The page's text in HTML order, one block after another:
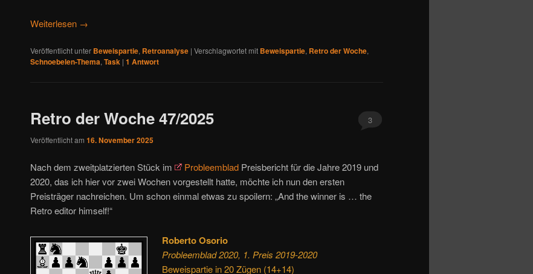
Weiterlesen →
Veröffentlicht unter Beweispartie, Retroanalyse | Verschlagwortet mit Beweispartie, Retro der Woche,
Schnoebelen-Thema,Task | 1 Antwort
Retro der Woche 47/2025
Veröffentlicht am 16. November 2025
3
Nach dem zweitplatzierten Stück im Probleemblad Preisbericht für die Jahre 2019 und
2020, das ich hier vor zwei Wochen vorgestellt hatte, möchte ich nun den ersten
Preisträger nachreichen. Um schon einmal etwas zu spoilern: „And the winner is … the
Retro editor himself!“
Roberto Osorio
Probleemblad 2020, 1. Preis 2019-2020
Beweispartie in 20 Zügen (14+14)